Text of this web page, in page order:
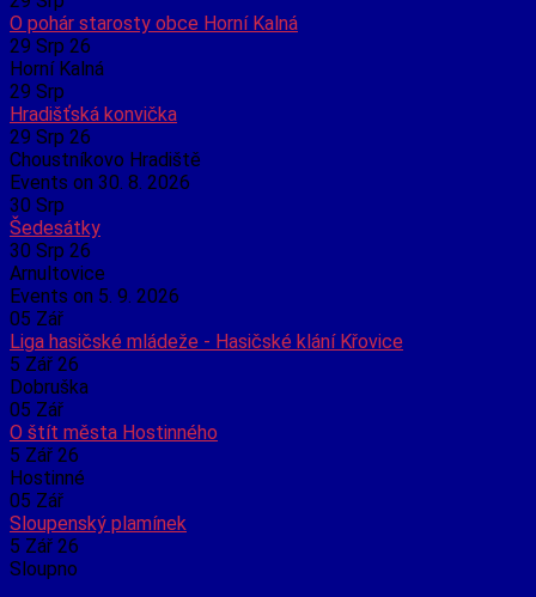
O pohár starosty obce Horní Kalná
29 Srp 26
Horní Kalná
29 Srp
Hradišťská konvička
29 Srp 26
Choustníkovo Hradiště
Events on 30. 8. 2026
30 Srp
Šedesátky
30 Srp 26
Arnultovice
Events on 5. 9. 2026
05 Zář
Liga hasičské mládeže - Hasičské klání Křovice
5 Zář 26
Dobruška
05 Zář
O štít města Hostinného
5 Zář 26
Hostinné
05 Zář
Sloupenský plamínek
5 Zář 26
Sloupno